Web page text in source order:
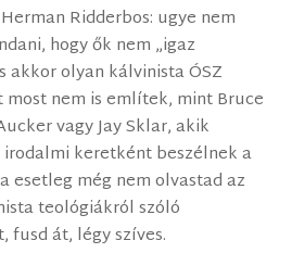
Ridderbos: ugye nem
hogy ők nem „igaz
akkor olyan kálvinista ÓSZ
most nem is említek, mint Bruce
vagy Jay Sklar, akik
keretként beszélnek a
esetleg még nem olvastad az
teológiákról szóló
fusd át, légy szíves.